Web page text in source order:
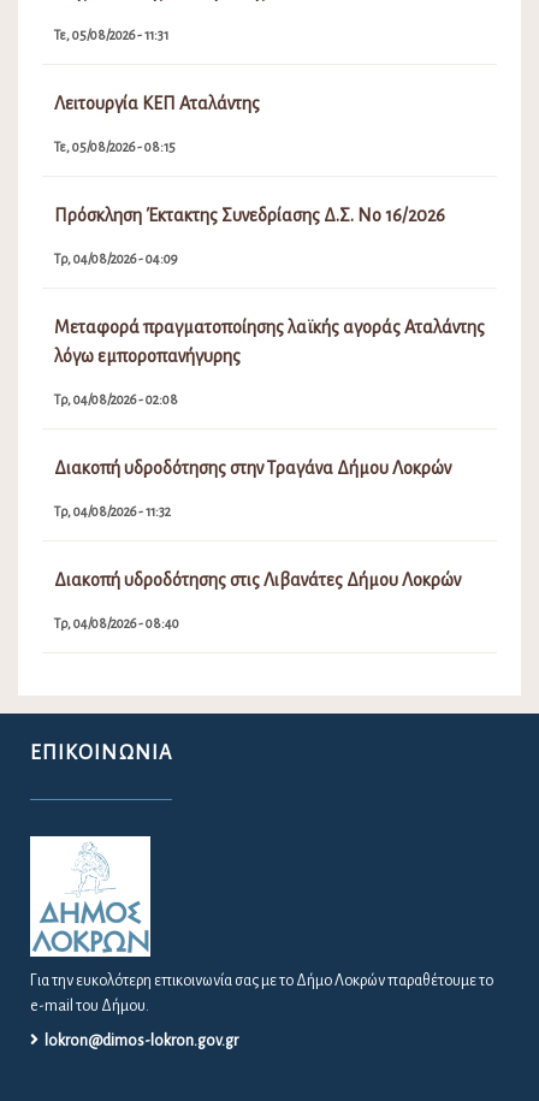
Τε, 05/08/2026 - 11:31
Λειτουργία ΚΕΠ Αταλάντης
Τε, 05/08/2026 - 08:15
Πρόσκληση Έκτακτης Συνεδρίασης Δ.Σ. Νο 16/2026
Τρ, 04/08/2026 - 04:09
Μεταφορά πραγματοποίησης λαϊκής αγοράς Αταλάντης
λόγω εμποροπανήγυρης
Τρ, 04/08/2026 - 02:08
Διακοπή υδροδότησης στην Τραγάνα Δήμου Λοκρών
Τρ, 04/08/2026 - 11:32
Διακοπή υδροδότησης στις Λιβανάτες Δήμου Λοκρών
Τρ, 04/08/2026 - 08:40
ΕΠΙΚΟΙΝΩΝΊΑ
Για την ευκολότερη επικοινωνία σας με το Δήμο Λοκρών παραθέτουμε το
e-mail του Δήμου.
lokron@dimos-lokron.gov.gr